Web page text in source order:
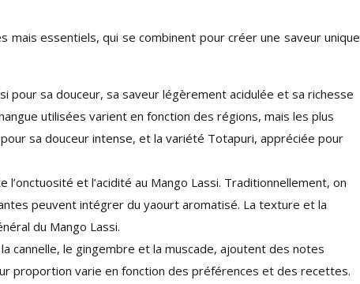
mais essentiels, qui se combinent pour créer une saveur unique
pour sa douceur, sa saveur légèrement acidulée et sa richesse
utilisées varient en fonction des régions, mais les plus
sa douceur intense, et la variété Totapuri, appréciée pour
et l’acidité au Mango Lassi. Traditionnellement, on
peuvent intégrer du yaourt aromatisé. La texture et la
du Mango Lassi.
cannelle, le gingembre et la muscade, ajoutent des notes
proportion varie en fonction des préférences et des recettes.